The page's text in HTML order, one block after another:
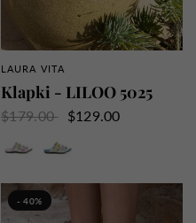
SZYBKI PRZEGLĄD
LAURA VITA
Klapki - LILOO 5025
$179.00
$129.00
- 40%